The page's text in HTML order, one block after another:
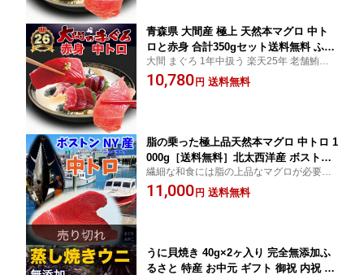
青森県 大間産 極上 天然本マグロ 中ト
ロと赤身 合計350gセット送料無料 ふる
さと 特産 お中元 ギフトまぐろ お刺身
御祝 内祝 お返し 誕生日 贈り物 即日発
大間 まぐろ 1年中扱う 楽天25年 老舗鮪専
門店 中トロ 赤身 大トロ 解体師 手切り 濃厚
な旨み ギフト 冷蔵指定 すぐ食べられます
10,780 円 送料無料
脂の乗った極上品天然本マグロ 中トロ 1
000g［送料無料］北太西洋産 ボストン
及びニューヨークお刺身 即日発送 解凍
不要お中元 ギフト お祝い お返し お取
繊細な和食には脂の上品なマグロが必要と
一流処の料亭、寿司店が常備しています 板
長が認めた天然マグロ界の優等生です
11,000 円 送料無料
うに貝焼き 40g×2ヶ入り 完全無添加ふ
るさと 特産 お中元 ギフト 御祝 内祝 お